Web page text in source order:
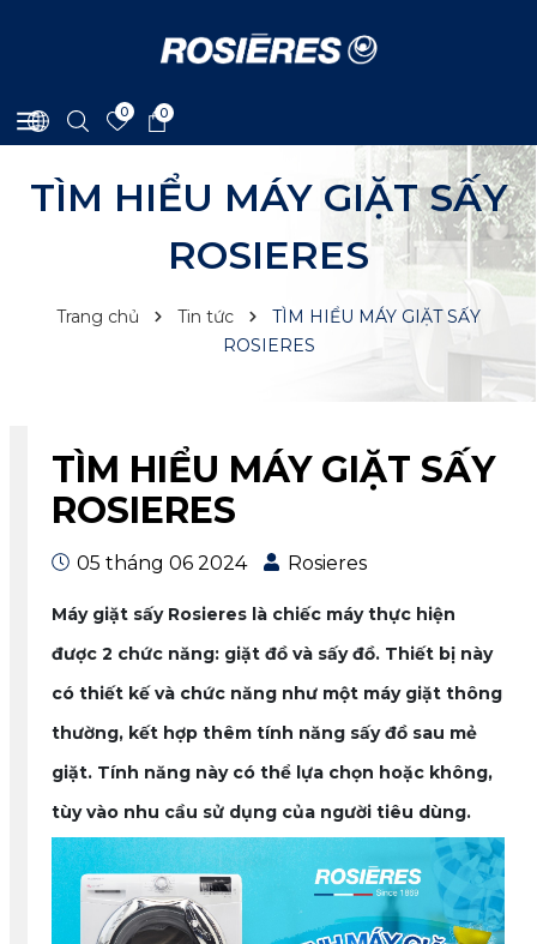
0 0
TÌM HIỂU MÁY GIẶT SẤY
ROSIERES
Trang chủ Tin tức
TÌM HIỂU MÁY GIẶT SẤY
ROSIERES
TÌM HIỂU MÁY GIẶT SẤY
ROSIERES
05 tháng 06 2024 Rosieres
Máy giặt sấy Rosieres là chiếc máy thực hiện
được 2 chức năng: giặt đồ và sấy đồ. Thiết bị này
có thiết kế và chức năng như một máy giặt thông
thường, kết hợp thêm tính năng sấy đồ sau mẻ
giặt. Tính năng này có thể lựa chọn hoặc không,
tùy vào nhu cầu sử dụng của người tiêu dùng.